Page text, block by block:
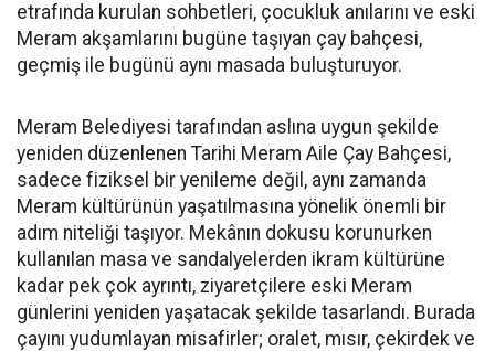
etrafında kurulan sohbetleri, çocukluk anılarını ve eski
Meram akşamlarını bugüne taşıyan çay bahçesi,
geçmiş ile bugünü aynı masada buluşturuyor.
Meram Belediyesi tarafından aslına uygun şekilde
yeniden düzenlenen Tarihi Meram Aile Çay Bahçesi,
sadece fiziksel bir yenileme değil, aynı zamanda
Meram kültürünün yaşatılmasına yönelik önemli bir
adım niteliği taşıyor. Mekânın dokusu korunurken
kullanılan masa ve sandalyelerden ikram kültürüne
kadar pek çok ayrıntı, ziyaretçilere eski Meram
günlerini yeniden yaşatacak şekilde tasarlandı. Burada
çayını yudumlayan misafirler; oralet, mısır, çekirdek ve